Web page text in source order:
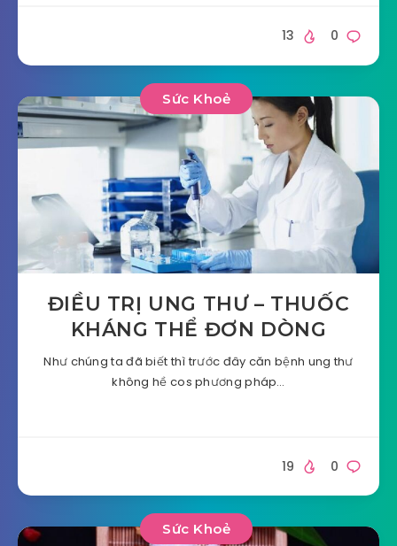
0
13
Sức Khoẻ
ĐIỀU TRỊ UNG THƯ – THUỐC
KHÁNG THỂ ĐƠN DÒNG
Như chúng ta đã biết thì trước đây căn bệnh ung thư
không hề cos phương pháp…
0
19
Sức Khoẻ